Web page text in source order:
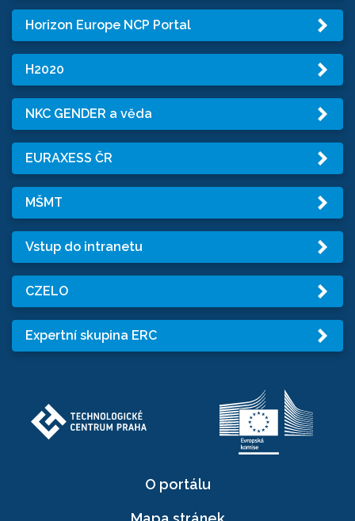
Horizon Europe NCP Portal
H2020
NKC GENDER a věda
EURAXESS ČR
MŠMT
Vstup do intranetu
CZELO
Expertní skupina ERC
O portálu